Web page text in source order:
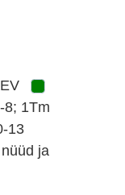
8; 1Tm
13
ja